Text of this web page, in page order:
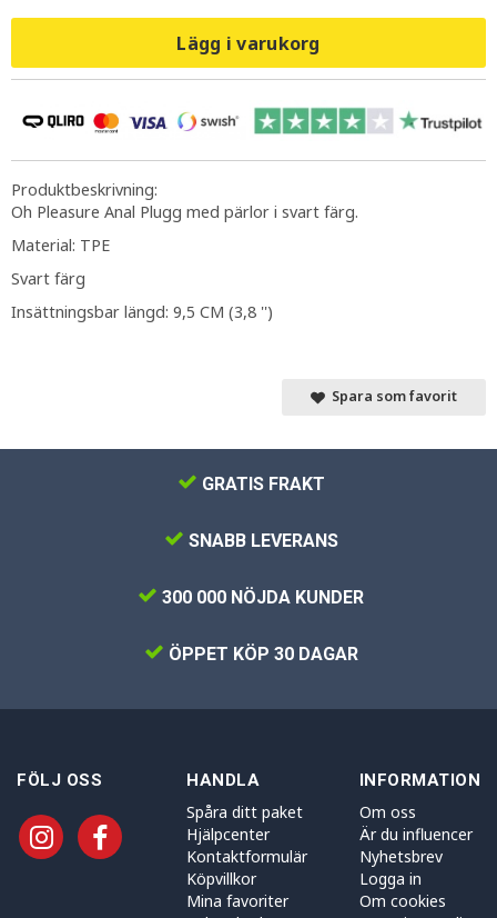
Lägg i varukorg
Produktbeskrivning:
Oh Pleasure Anal Plugg med pärlor i svart färg.
Material: TPE
Svart färg
Insättningsbar längd: 9,5 CM (3,8 '')
Spara som favorit
GRATIS FRAKT
SNABB LEVERANS
300 000 NÖJDA KUNDER
ÖPPET KÖP 30 DAGAR
FÖLJ OSS HANDLA
Spåra ditt paket
Hjälpcenter
Kontaktformulär
Köpvillkor
Mina favoriter
INFORMATION
Om oss
Är du influencer
Nyhetsbrev
Logga in
Om cookies